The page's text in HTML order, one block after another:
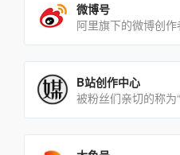
微博号
B站创作中心